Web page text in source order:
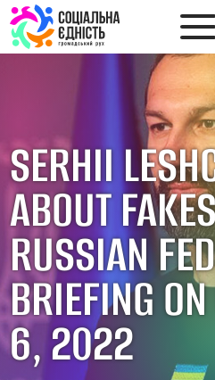
SERHII
ABOUT
RUSSIAN
BRIEFING
6, 2022